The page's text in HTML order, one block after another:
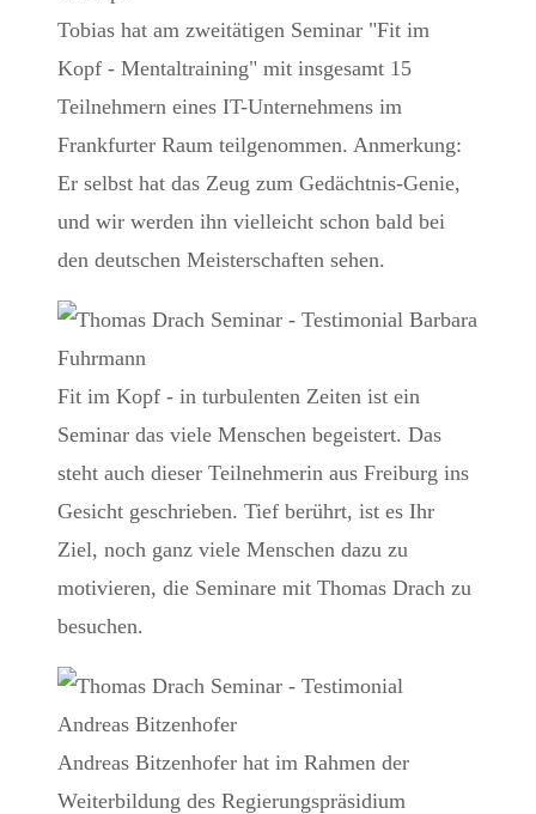
Tobias hat am zweitätigen Seminar "Fit im
Kopf - Mentaltraining" mit insgesamt 15
Teilnehmern eines IT-Unternehmens im
Frankfurter Raum teilgenommen. Anmerkung:
Er selbst hat das Zeug zum Gedächtnis-Genie,
und wir werden ihn vielleicht schon bald bei
den deutschen Meisterschaften sehen.
Fit im Kopf - in turbulenten Zeiten ist ein
Seminar das viele Menschen begeistert. Das
steht auch dieser Teilnehmerin aus Freiburg ins
Gesicht geschrieben. Tief berührt, ist es Ihr
Ziel, noch ganz viele Menschen dazu zu
motivieren, die Seminare mit Thomas Drach zu
besuchen.
Andreas Bitzenhofer hat im Rahmen der
Weiterbildung des Regierungspräsidium